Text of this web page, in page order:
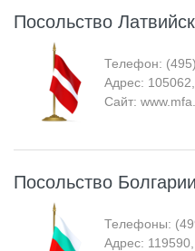
Посольство
Телефон:
Адрес:
Сайт:
Посольство
Телефоны:
Адрес: